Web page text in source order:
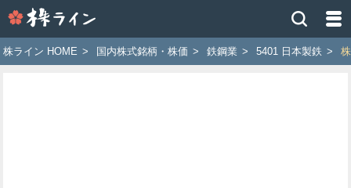
イ
ン
株ライン HOME > 国内株式銘柄・株価 > 鉄鋼業 > 5401 日本製鉄 >